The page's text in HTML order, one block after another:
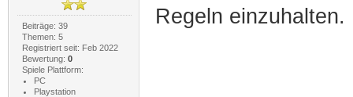
Beiträge: 39
Themen: 5
Registriert seit: Feb 2022
Bewertung: 0
Spiele Plattform:
PC
Playstation
Regeln einzuhalten.